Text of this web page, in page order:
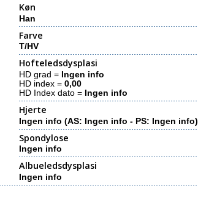
Køn
Han
Farve
T/HV
Hofteledsdysplasi
HD grad = Ingen info
HD index =0,00
HD Index dato = Ingen info
Hjerte
Ingen info (AS: Ingen info - PS: Ingen info)
Spondylose
Ingen info
Albueledsdysplasi
Ingen info